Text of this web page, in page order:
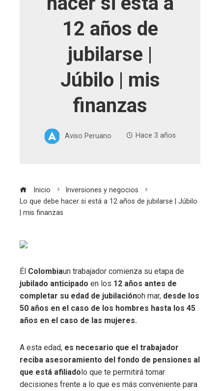
12 años de
jubilarse |
Júbilo | mis
finanzas
Aviso Peruano Hace 3 años
Inicio
Inversiones y negocios
Lo que debe hacer si está a 12 años de jubilarse | Júbilo
| mis finanzas
Él Colombiaun trabajador comienza su etapa de
jubilado anticipado en los 12 años antes de
completar su edad de jubilaciónoh mar, desde los
50 años en el caso de los hombres hasta los 45
años en el caso de las mujeres.
A esta edad, es necesario que el trabajador
reciba asesoramiento del fondo de pensiones al
que está afiliadolo que te permitirá tomar
decisiones frente a lo que es más conveniente para